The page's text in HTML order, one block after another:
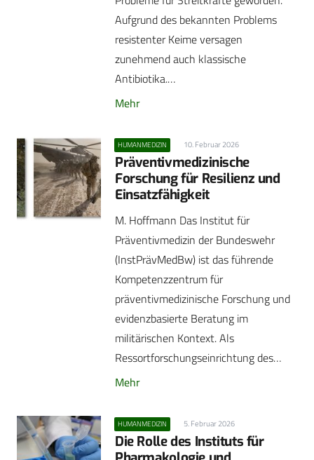
Aufgrund des bekannten Problems
resistenter Keime versagen
zunehmend auch klassische
Antibiotika.…
Mehr
HUMANMEDIZIN 10. Februar 2026
Präventivmedizinische
Forschung für Resilienz und
Einsatzfähigkeit
M. Hoffmann Das Institut für
Präventivmedizin der Bundeswehr
(InstPrävMedBw) ist das führende
Kompetenzzentrum für
präventivmedizinische Forschung und
evidenzbasierte Beratung im
militärischen Kontext. Als
Ressortforschungseinrichtung des…
Mehr
HUMANMEDIZIN 5. Februar 2026
Die Rolle des Instituts für